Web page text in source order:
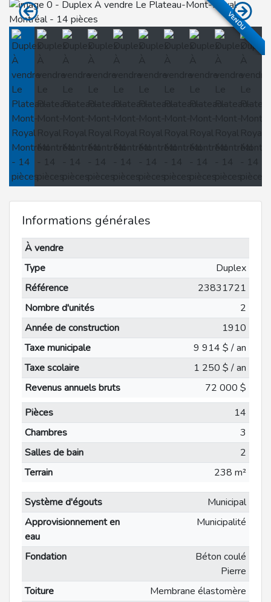
VENDU
Informations générales
À vendre
Type
Duplex
Référence
23831721
Nombre d'unités
2
Année de construction
1910
Taxe municipale
9 914 $ / an
Taxe scolaire
1 250 $ / an
Revenus annuels bruts
72 000 $
Pièces
14
Chambres
3
Salles de bain
2
Terrain
238 m²
Système d'égouts
Municipal
Approvisionnement en
eau
Municipalité
Fondation
Béton coulé
Pierre
Toiture
Membrane élastomère